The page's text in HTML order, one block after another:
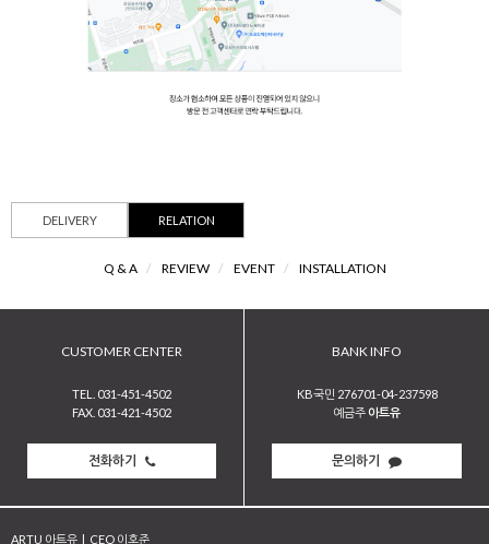
DELIVERY RELATION
Q & A / REVIEW / EVENT / INSTALLATION
CUSTOMER CENTER
TEL. 031-451-4502
FAX. 031-421-4502
전화하기
BANK INFO
KB국민 276701-04-237598
예금주 아트유
문의하기
ARTU 아트유 CEO 이호준